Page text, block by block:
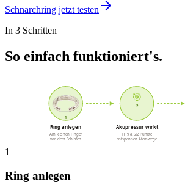
Schnarchring jetzt testen arrow_forward
In 3 Schritten
So einfach funktioniert's.
1
Ring anlegen
Am kleinen Finger
vor dem Schlafen
🎯
2
Akupressur wirkt
HT9 & SI2 Punkte
entspannen Atemwege
1
Ring anlegen